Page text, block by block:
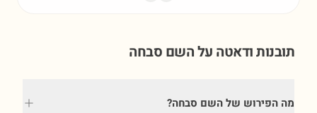
תובנות ודאטה על השם סבחה
מה הפירוש של השם סבחה?